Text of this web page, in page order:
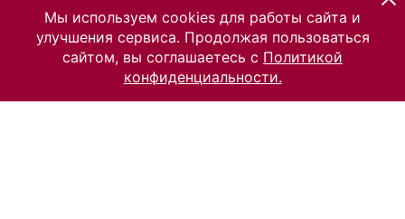
Мы используем cookies для работы сайта и
улучшения сервиса. Продолжая пользоваться
сайтом, вы соглашаетесь с Политикой
конфиденциальности.